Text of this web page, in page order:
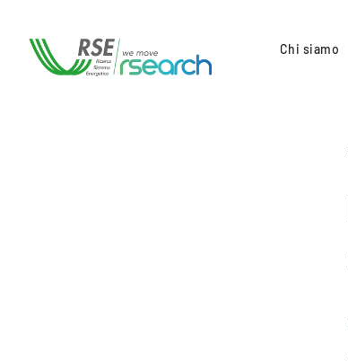
Chi siamo